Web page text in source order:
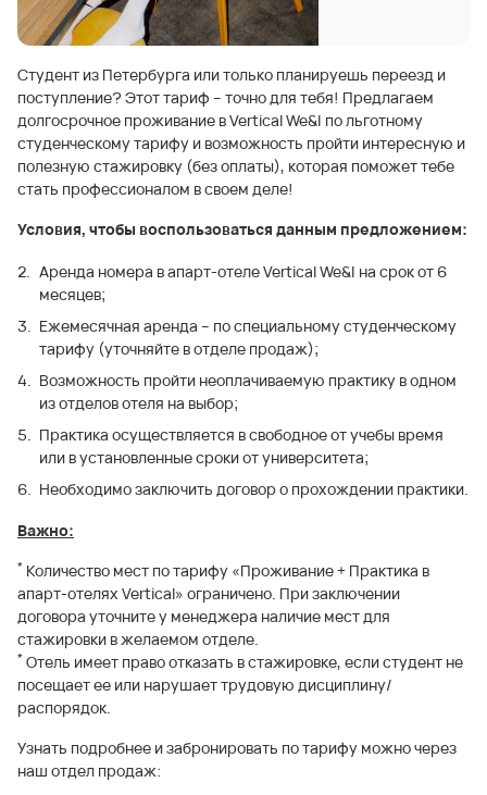
Студент из Петербурга или только планируешь переезд и
поступление? Этот тариф – точно для тебя! Предлагаем
долгосрочное проживание в Vertical We&I по льготному
студенческому тарифу и возможность пройти интересную и
полезную стажировку (без оплаты), которая поможет тебе
стать профессионалом в своем деле!
Условия, чтобы воспользоваться данным предложением:
Аренда номера в апарт-отеле Vertical We&I на срок от 6
месяцев;
Ежемесячная аренда – по специальному студенческому
тарифу (уточняйте в отделе продаж);
Возможность пройти неоплачиваемую практику в одном
из отделов отеля на выбор;
Практика осуществляется в свободное от учебы время
или в установленные сроки от университета;
Необходимо заключить договор о прохождении практики.
Важно:
* Количество мест по тарифу «Проживание + Практика в
апарт-отелях Vertical» ограничено. При заключении
договора уточните у менеджера наличие мест для
стажировки в желаемом отделе.
* Отель имеет право отказать в стажировке, если студент не
посещает ее или нарушает трудовую дисциплину/
распорядок.
Узнать подробнее и забронировать по тарифу можно через
наш отдел продаж: